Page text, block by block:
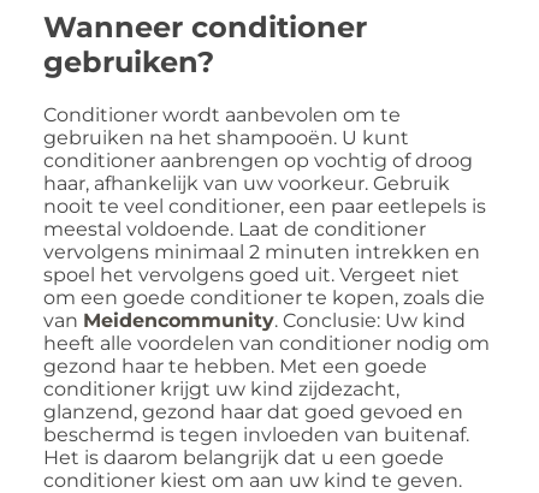
Wanneer conditioner
gebruiken?
Conditioner wordt aanbevolen om te
gebruiken na het shampooën. U kunt
conditioner aanbrengen op vochtig of droog
haar, afhankelijk van uw voorkeur. Gebruik
nooit te veel conditioner, een paar eetlepels is
meestal voldoende. Laat de conditioner
vervolgens minimaal 2 minuten intrekken en
spoel het vervolgens goed uit. Vergeet niet
om een goede conditioner te kopen, zoals die
van Meidencommunity. Conclusie: Uw kind
heeft alle voordelen van conditioner nodig om
gezond haar te hebben. Met een goede
conditioner krijgt uw kind zijdezacht,
glanzend, gezond haar dat goed gevoed en
beschermd is tegen invloeden van buitenaf.
Het is daarom belangrijk dat u een goede
conditioner kiest om aan uw kind te geven.